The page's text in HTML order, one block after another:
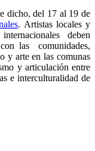
dicho, del 17 al 19 de
. Artistas locales y
deben
las comunidades,
y arte en las comunas
y articulación entre
e interculturalidad de